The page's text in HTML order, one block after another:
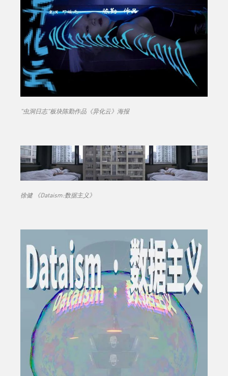
"虫洞日志"板块陈勤作品《异化云》海报
徐健 《Dataism:数据主义》